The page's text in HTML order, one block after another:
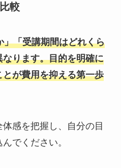
較
「受講期間はどれくら
ります。目的を明確に
が費用を抑える第一歩
感を把握し、自分の目
でください。